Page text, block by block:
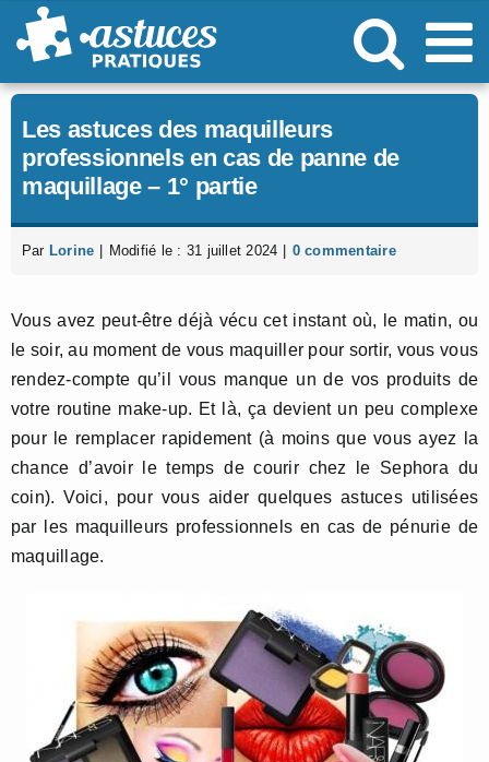
Passer
au
Les astuces des maquilleurs
professionnels en cas de panne de
maquillage – 1° partie
Par Lorine Modifié le : 31 juillet 2024 0 commentaire
Vous avez peut-être déjà vécu cet instant où, le matin, ou
le soir, au moment de vous maquiller pour sortir, vous vous
rendez-compte qu’il vous manque un de vos produits de
votre routine make-up. Et là, ça devient un peu complexe
pour le remplacer rapidement (à moins que vous ayez la
chance d’avoir le temps de courir chez le Sephora du
coin). Voici, pour vous aider quelques astuces utilisées
par les maquilleurs professionnels en cas de pénurie de
maquillage.